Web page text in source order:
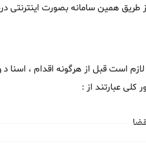
طریق همین سامانه بصورت اینترنتی
است قبل از هرگونه اقدام ، اسنا د
کلی عبارتند از :